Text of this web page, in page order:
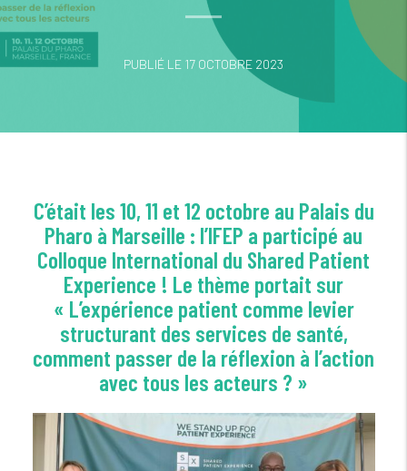
PUBLIÉ LE 17 OCTOBRE 2023
C’était les 10, 11 et 12 octobre au Palais du
Pharo à Marseille : l’IFEP a participé au
Colloque International du Shared Patient
Experience ! Le thème portait sur
« L’expérience patient comme levier
structurant des services de santé,
comment passer de la réflexion à l’action
avec tous les acteurs ? »